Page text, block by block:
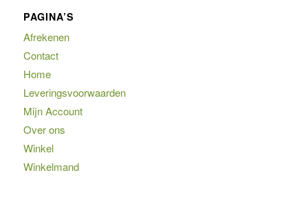
PAGINA’S
Afrekenen
Contact
Home
Leveringsvoorwaarden
Mijn Account
Over ons
Winkel
Winkelmand